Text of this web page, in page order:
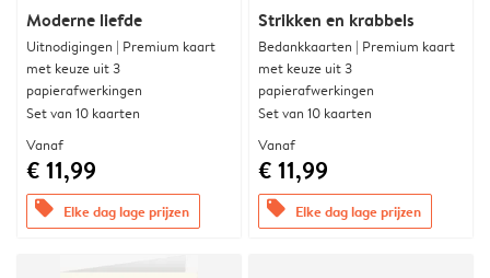
Moderne liefde
Uitnodigingen | Premium kaart
met keuze uit 3
papierafwerkingen
Set van 10 kaarten
Vanaf
€ 11,99
offers Elke dag lage prijzen
Strikken en krabbels
Bedankkaarten | Premium kaart
met keuze uit 3
papierafwerkingen
Set van 10 kaarten
Vanaf
€ 11,99
offers Elke dag lage prijzen